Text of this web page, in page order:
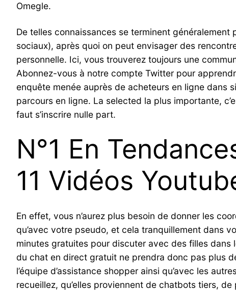
Omegle.
De telles connaissances se terminent
sociaux), après quoi on peut envisager des
personnelle. Ici, vous trouverez toujours une
Abonnez-vous à notre compte Twitter pour
enquête menée auprès de acheteurs en ligne dans
parcours en ligne. La selected la plus importante,
faut s’inscrire nulle part.
N°1 En
11 Vidéos
En effet, vous n’aurez plus besoin de donner les
qu’avec votre pseudo, et cela tranquillement dans
minutes gratuites pour discuter avec des filles
du chat en direct gratuit ne prendra donc pas plus
l’équipe d’assistance shopper ainsi qu’avec les
recueillez, qu’elles proviennent de chatbots tiers,